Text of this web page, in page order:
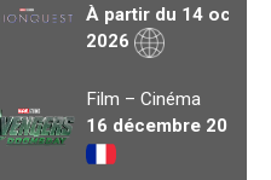
À partir du 14 oct.
2026
Film – Cinéma
16 décembre 2026